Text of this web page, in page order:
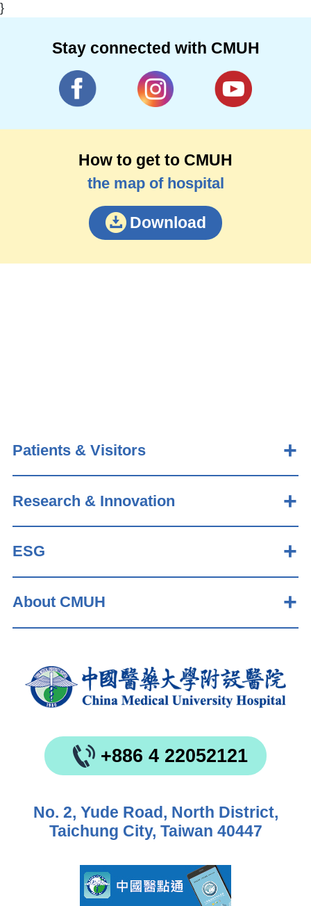
}
Stay connected with CMUH
How to get to CMUH
the map of hospital
Download
Patients & Visitors
Research & Innovation
ESG
About CMUH
+886 4 22052121
No. 2, Yude Road, North District,
Taichung City, Taiwan 40447